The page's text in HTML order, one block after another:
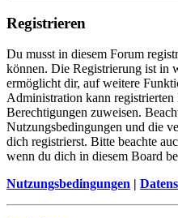
Registrieren
Du musst in diesem Forum
können. Die Registrierung ist in
ermöglicht dir, auf weitere
Administration kann registrierten
Berechtigungen zuweisen.
Nutzungsbedingungen und die
dich registrierst. Bitte beachte
wenn du dich in diesem Board
Nutzungsbedingungen |